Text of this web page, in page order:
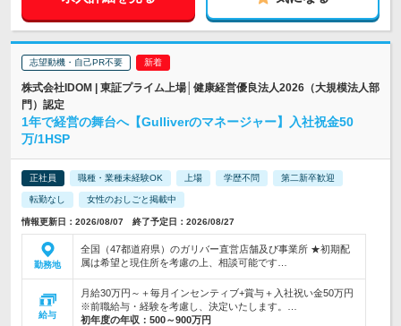
志望動機・自己PR不要
株式会社IDOM | 東証プライム上場│健康経営優良法人2026（大規模法人部
門）認定
1年で経営の舞台へ【Gulliverのマネージャー】入社祝金50
万/1HSP
正社員 職種・業種未経験OK 上場 学歴不問 第二新卒歓迎
転勤なし 女性のおしごと掲載中
情報更新日：2026/08/07 終了予定日：2026/08/27
勤務地
全国（47都道府県）のガリバー直営店舗及び事業所 ★初期配
属は希望と現住所を考慮の上、相談可能です…
給与
月給30万円～＋毎月インセンティブ+賞与＋入社祝い金50万円
※前職給与・経験を考慮し、決定いたします。…
初年度の年収： 500～900万円